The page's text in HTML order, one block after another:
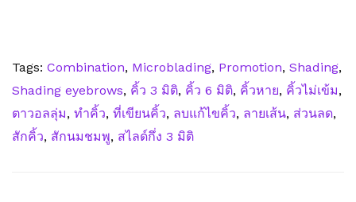
Tags: Combination, Microblading, Promotion, Shading,
Shading eyebrows, คิ้ว 3 มิติ, คิ้ว 6 มิติ, คิ้วหาย, คิ้วไม่เข้ม,
ตาวอลลุ่ม, ทำคิ้ว, ที่เขียนคิ้ว, ลบแก้ไขคิ้ว, ลายเส้น, ส่วนลด,
สักคิ้ว, สักนมชมพู, สไลด์กึ่ง 3 มิติ